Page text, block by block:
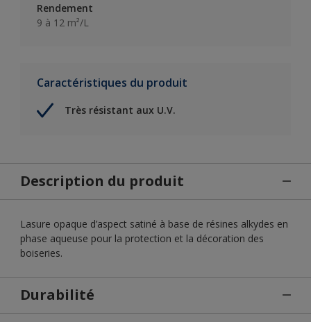
Rendement
9 à 12 m²/L
Caractéristiques du produit
Très résistant aux U.V.
Description du produit
Lasure opaque d’aspect satiné à base de résines alkydes en
phase aqueuse pour la protection et la décoration des
boiseries.
Durabilité